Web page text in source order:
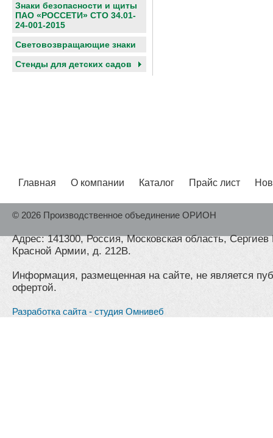
Знаки безопасности и щиты
ПАО «РОССЕТИ» СТО 34.01-
24-001-2015
Световозвращающие знаки
Cтенды для детских садов
Главная О компании Каталог Прайс лист
© 2026 Производственное объединение ОРИОН
Адрес: 141300, Россия, Московская область,
Красной Армии, д. 212В.
Информация, размещенная на сайте, не является
офертой.
Разработка сайта - студия Омнивеб